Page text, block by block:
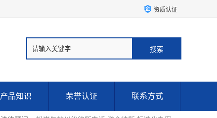
资质认证
产品知识 荣誉认证 联系方式